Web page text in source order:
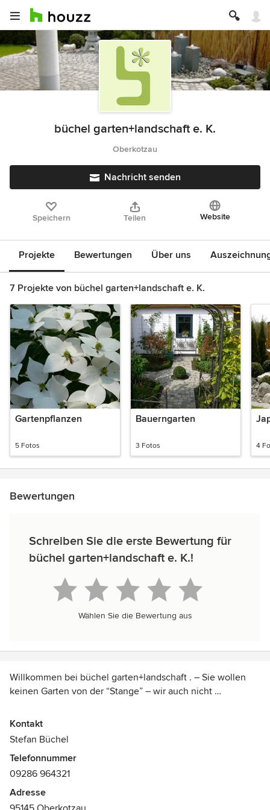
büchel garten+landschaft e. K.
Oberkotzau
Nachricht senden
Speichern Teilen Website
Projekte Bewertungen Über uns
7 Projekte von büchel garten+landschaft e. K.
Gartenpflanzen
5 Fotos
Bauerngarten
3 Fotos 4
Bewertungen
Schreiben Sie die erste Bewertung für
büchel garten+landschaft e. K.!
Wählen Sie die Bewertung aus
Willkommen bei büchel garten+landschaft . – Sie wollen
keinen Garten von der “Stange” – wir auch nicht …
Wir möchten Ihnen helfen, Ihren Traum vom eigenen
Garten zu realisieren. Nutzen Sie unsere langjährige
Neuanlage oder Gartenumgestaltung.
Gerne beraten wir Sie schon während Ihrer Hausbauphase
und planen gemeinsam vor Ort Ihren Garten oder bieten
Kontakt
Stefan Büchel
Telefonnummer
09286 964321
Adresse